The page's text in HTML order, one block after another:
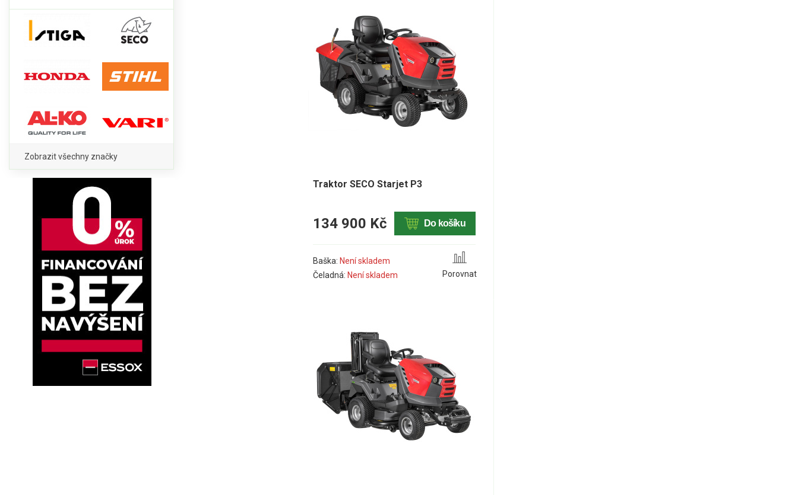
Zobrazit všechny značky
Traktor SECO Starjet P3
134 900 Kč Do košíku
Baška: Není skladem
Čeladná: Není skladem Porovnat